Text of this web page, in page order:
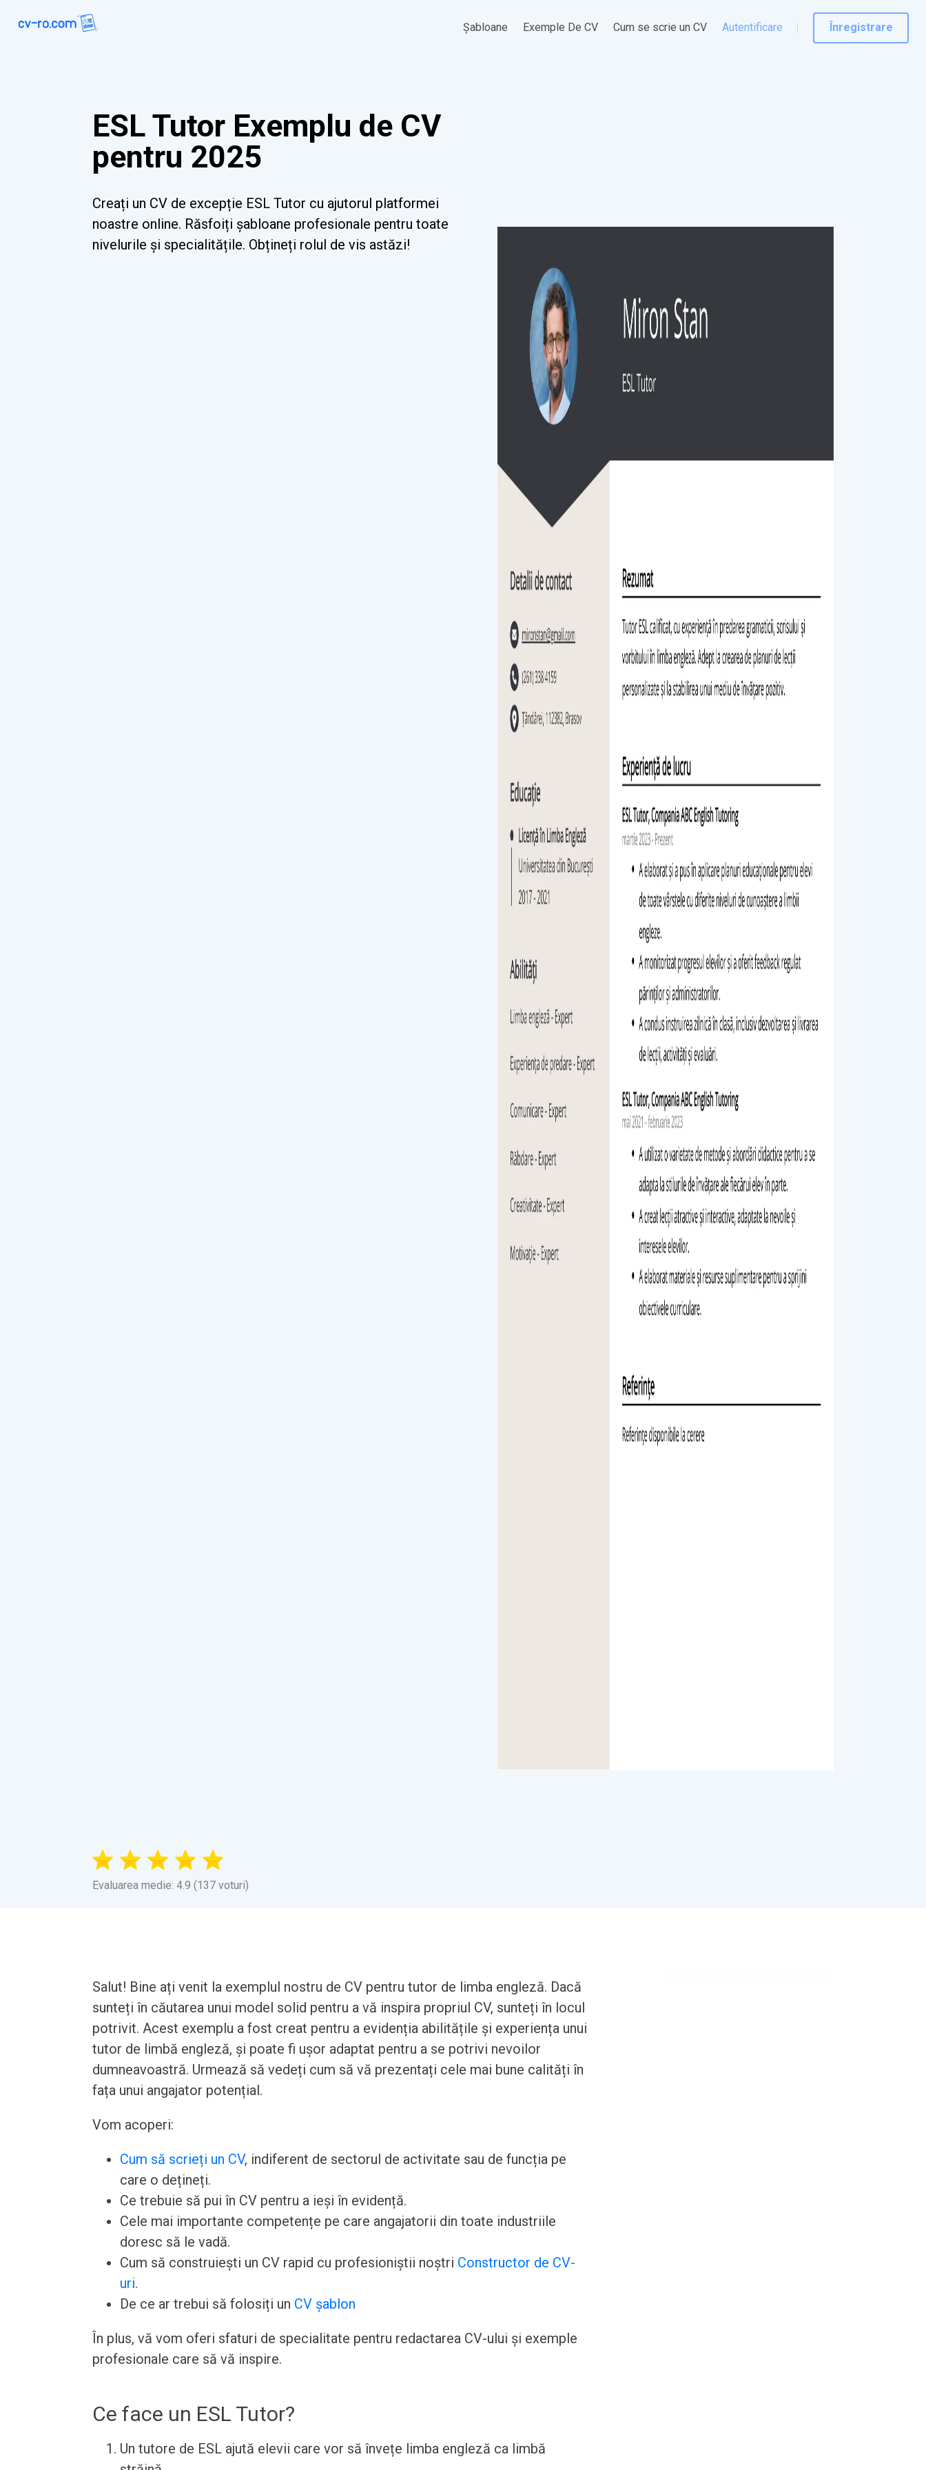
Șabloane Exemple De CV Cum se scrie un CV Autentificare Înregistrare
ESL Tutor Exemplu de CV
pentru 2025
Creați un CV de excepție ESL Tutor cu ajutorul platformei
noastre online. Răsfoiți șabloane profesionale pentru toate
nivelurile și specialitățile. Obțineți rolul de vis astăzi!
Evaluarea medie: 4.9 (137 voturi)
Salut! Bine ați venit la exemplul nostru de CV pentru tutor de limba engleză. Dacă
sunteți în căutarea unui model solid pentru a vă inspira propriul CV, sunteți în locul
potrivit. Acest exemplu a fost creat pentru a evidenția abilitățile și experiența unui
tutor de limbă engleză, și poate fi ușor adaptat pentru a se potrivi nevoilor
dumneavoastră. Urmează să vedeți cum să vă prezentați cele mai bune calități în
fața unui angajator potențial.
Vom acoperi:
Cum să scrieți un CV, indiferent de sectorul de activitate sau de funcția pe
care o dețineți.
Ce trebuie să pui în CV pentru a ieși în evidență.
Cele mai importante competențe pe care angajatorii din toate industriile
doresc să le vadă.
Cum să construiești un CV rapid cu profesioniștii noștri Constructor de CV-
uri.
De ce ar trebui să folosiți un CV șablon
În plus, vă vom oferi sfaturi de specialitate pentru redactarea CV-ului și exemple
profesionale care să vă inspire.
Ce face un ESL Tutor?
Un tutore de ESL ajută elevii care vor să învețe limba engleză ca limbă